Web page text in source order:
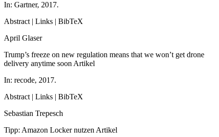
In: Gartner, 2017.
Abstract| Links
BibTeX
April Glaser
Trump’s freeze on new regulation means that we won’t get drone
delivery anytime soonArtikel
In: recode, 2017.
Abstract| Links
BibTeX
Sebastian Trepesch
Tipp: Amazon Locker nutzenArtikel